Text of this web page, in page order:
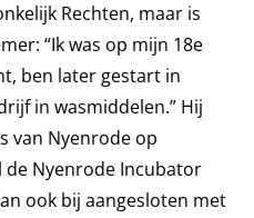
Rechten, maar is
“Ik was op mijn 18e
ben later gestart in
in wasmiddelen.” Hij
van Nyenrode op
de Nyenrode Incubator
ook bij aangesloten met